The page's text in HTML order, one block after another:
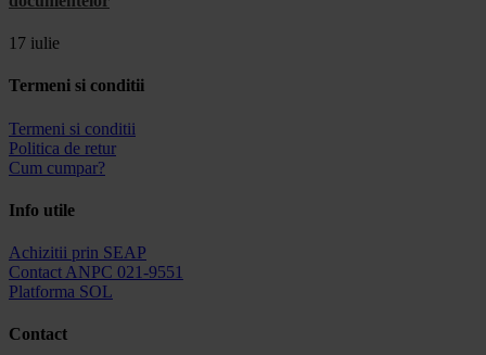
17 iulie
Termeni si conditii
Termeni si conditii
Politica de retur
Cum cumpar?
Info utile
Achizitii prin SEAP
Contact ANPC 021-9551
Platforma SOL
Contact